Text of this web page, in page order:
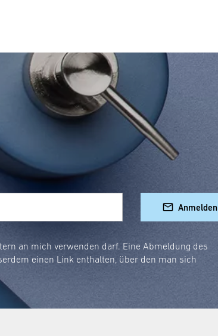
Anmelden
an mich verwenden darf. Eine Abmeldung des
einen Link enthalten, über den man sich